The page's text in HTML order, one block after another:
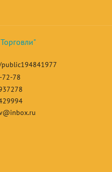
72-78Печи конвекционные